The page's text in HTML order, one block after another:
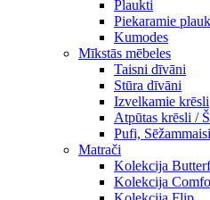
Plaukti
Piekaramie
Kumodes
Mīkstās mēbeles
Taisni dīvāni
Stūra dīvāni
Izvelkamie krēsli
Atpūtas krēsli /
Pufi,
Matrači
Kolekcija
Kolekcija